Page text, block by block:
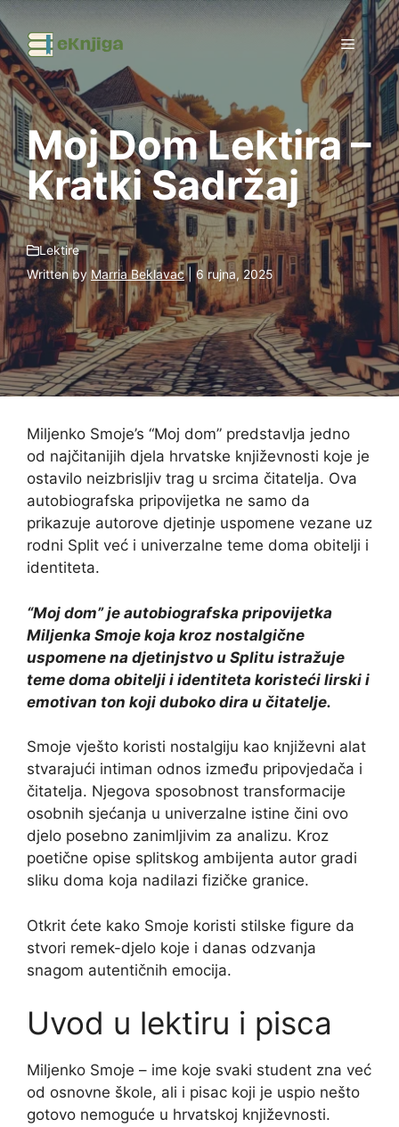
Preskoči
na
sadržaj
Moj Dom Lektira –
Kratki Sadržaj
Lektire
Written by Marria Beklavac| 6 rujna, 2025
Miljenko Smoje’s “Moj dom” predstavlja jedno
od najčitanijih djela hrvatske književnosti koje je
ostavilo neizbrisljiv trag u srcima čitatelja. Ova
autobiografska pripovijetka ne samo da
prikazuje autorove djetinje uspomene vezane uz
rodni Split već i univerzalne teme doma obitelji i
identiteta.
“Moj dom” je autobiografska pripovijetka
Miljenka Smoje koja kroz nostalgične
uspomene na djetinjstvo u Splitu istražuje
teme doma obitelji i identiteta koristeći lirski i
emotivan ton koji duboko dira u čitatelje.
Smoje vješto koristi nostalgiju kao književni alat
stvarajući intiman odnos između pripovjedača i
čitatelja. Njegova sposobnost transformacije
osobnih sjećanja u univerzalne istine čini ovo
djelo posebno zanimljivim za analizu. Kroz
poetične opise splitskog ambijenta autor gradi
sliku doma koja nadilazi fizičke granice.
Otkrit ćete kako Smoje koristi stilske figure da
stvori remek-djelo koje i danas odzvanja
snagom autentičnih emocija.
Uvod u lektiru i pisca
Miljenko Smoje – ime koje svaki student zna već
od osnovne škole, ali i pisac koji je uspio nešto
gotovo nemoguće u hrvatskoj književnosti.